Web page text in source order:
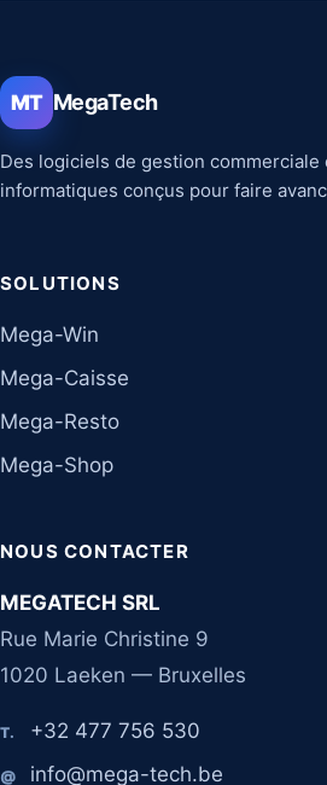
MT MegaTech
Des logiciels de gestion commerciale
informatiques conçus pour faire
SOLUTIONS
Mega-Win
Mega-Caisse
Mega-Resto
Mega-Shop
NOUS CONTACTER
MEGATECH SRL
Rue Marie Christine 9
1020 Laeken — Bruxelles
T. +32 477 756 530
@ info@mega-tech.be